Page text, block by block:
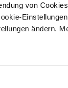
von
Einstellungen
ändern.